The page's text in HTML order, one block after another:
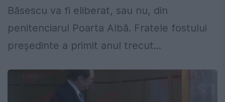
Băsescu va fi eliberat, sau nu, din
penitenciarul Poarta Albă. Fratele fostului
președinte a primit anul trecut...